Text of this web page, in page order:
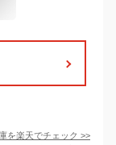
を楽天でチェック >>